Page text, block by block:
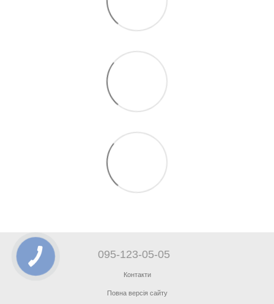
095-123-05-05
Контакти
Повна версія сайту